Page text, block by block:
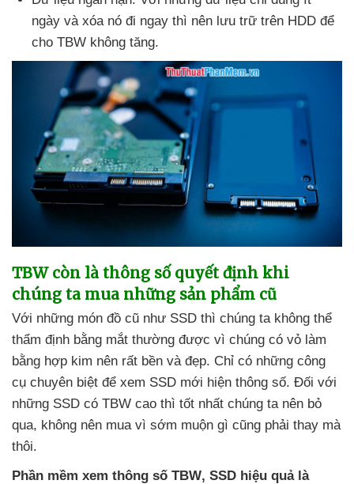
ngày và xóa nó đi ngay thì nên lưu trữ trên HDD để
cho TBW không tăng.
TBW còn là thông số quyết định khi
chúng ta mua những sản phẩm cũ
Với những món đồ cũ như SSD thì chúng ta không thể
thẩm định bằng mắt thường được vì chúng có vỏ làm
bằng hợp kim nên rất bền và đẹp. Chỉ có những công
cụ chuyên biệt để xem SSD mới hiện thông số. Đối với
những SSD có TBW cao thì tốt nhất chúng ta nên bỏ
qua, không nên mua vì sớm muộn gì cũng phải thay mà
thôi.
Phần mềm xem thông số TBW, SSD hiệu quả là